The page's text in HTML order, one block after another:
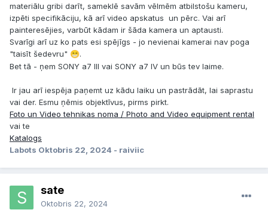
materiālu gribi darīt, sameklē savām vēlmēm atbilstošu kameru,
izpēti specifikāciju, kā arī video apskatus un pērc. Vai arī
painteresējies, varbūt kādam ir šāda kamera un aptausti.
Svarīgi arī uz ko pats esi spējīgs - jo nevienai kamerai nav poga
"taisīt šedevru" 😁.
Bet tā - ņem SONY a7 III vai SONY a7 IV un būs tev laime.
Ir jau arī iespēja paņemt uz kādu laiku un pastrādāt, lai saprastu
vai der. Esmu ņēmis objektīvus, pirms pirkt.
Foto un Video tehnikas noma / Photo and Video equipment rental
vai te
Katalogs
Labots Oktobris 22, 2024 - raiviic
sate
Oktobris 22, 2024